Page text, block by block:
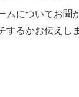
ムについてお聞
るかお伝えしま